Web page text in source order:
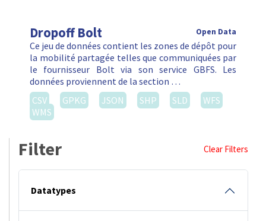
Dropoff Bolt Open Data
Ce jeu de données contient les zones de dépôt pour
la mobilité partagée telles que communiquées par
le fournisseur Bolt via son service GBFS. Les
données proviennent de la section …
CSV
GPKG JSON SHP SLD
WFS
WMS
Filter Clear Filters
Datatypes